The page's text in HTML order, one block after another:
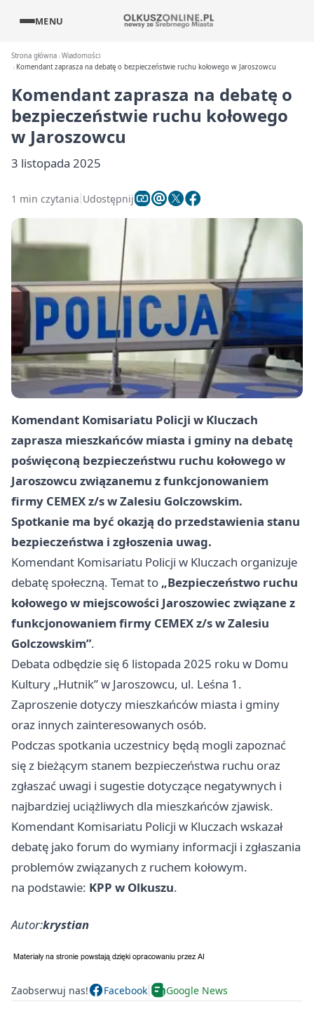
MENU
Strona główna Wiadomości
Komendant zaprasza na debatę o bezpieczeństwie ruchu kołowego w Jaroszowcu
Komendant zaprasza na debatę o
bezpieczeństwie ruchu kołowego
w Jaroszowcu
3 listopada 2025
1 min czytania Udostępnij
Komendant Komisariatu Policji w Kluczach
zaprasza mieszkańców miasta i gminy na debatę
poświęconą bezpieczeństwu ruchu kołowego w
Jaroszowcu związanemu z funkcjonowaniem
firmy CEMEX z/s w Zalesiu Golczowskim.
Spotkanie ma być okazją do przedstawienia stanu
bezpieczeństwa i zgłoszenia uwag.
Komendant Komisariatu Policji w Kluczach organizuje
debatę społeczną. Temat to „Bezpieczeństwo ruchu
kołowego w miejscowości Jaroszowiec związane z
funkcjonowaniem firmy CEMEX z/s w Zalesiu
Golczowskim”.
Debata odbędzie się 6 listopada 2025 roku w Domu
Kultury „Hutnik” w Jaroszowcu, ul. Leśna 1.
Zaproszenie dotyczy mieszkańców miasta i gminy
oraz innych zainteresowanych osób.
Podczas spotkania uczestnicy będą mogli zapoznać
się z bieżącym stanem bezpieczeństwa ruchu oraz
zgłaszać uwagi i sugestie dotyczące negatywnych i
najbardziej uciążliwych dla mieszkańców zjawisk.
Komendant Komisariatu Policji w Kluczach wskazał
debatę jako forum do wymiany informacji i zgłaszania
problemów związanych z ruchem kołowym.
na podstawie: KPP w Olkuszu.
Autor:krystian
Zaobserwuj nas! Facebook Google News